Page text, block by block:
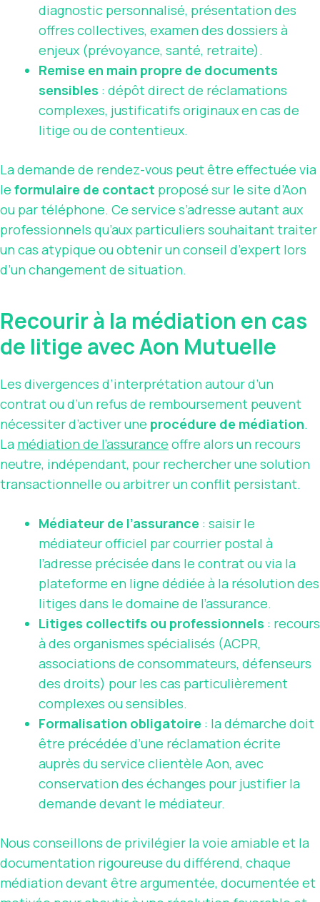
diagnostic personnalisé, présentation des
offres collectives, examen des dossiers à
enjeux (prévoyance, santé, retraite).
Remise en main propre de documents
sensibles : dépôt direct de réclamations
complexes, justificatifs originaux en cas de
litige ou de contentieux.
La demande de rendez-vous peut être effectuée via
le formulaire de contact proposé sur le site d’Aon
ou par téléphone. Ce service s’adresse autant aux
professionnels qu’aux particuliers souhaitant traiter
un cas atypique ou obtenir un conseil d’expert lors
d’un changement de situation.
Recourir à la médiation en cas
de litige avec Aon Mutuelle
Les divergences d’interprétation autour d’un
contrat ou d’un refus de remboursement peuvent
nécessiter d’activer une procédure de médiation.
La médiation de l’assurance offre alors un recours
neutre, indépendant, pour rechercher une solution
transactionnelle ou arbitrer un conflit persistant.
Médiateur de l’assurance : saisir le
médiateur officiel par courrier postal à
l’adresse précisée dans le contrat ou via la
plateforme en ligne dédiée à la résolution des
litiges dans le domaine de l’assurance.
Litiges collectifs ou professionnels : recours
à des organismes spécialisés (ACPR,
associations de consommateurs, défenseurs
des droits) pour les cas particulièrement
complexes ou sensibles.
Formalisation obligatoire : la démarche doit
être précédée d’une réclamation écrite
auprès du service clientèle Aon, avec
conservation des échanges pour justifier la
demande devant le médiateur.
Nous conseillons de privilégier la voie amiable et la
documentation rigoureuse du différend, chaque
médiation devant être argumentée, documentée et